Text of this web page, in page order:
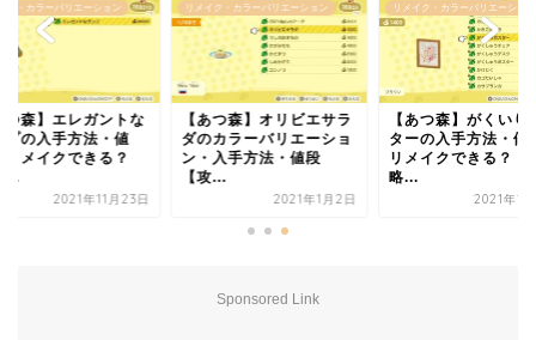
ク・カラーバリエーション
つ森】エレガントな
プの入手方法・値
リメイクできる？
...
2021年11月23日
リメイク・カラーバリエーション
【あつ森】オリビエサラ
ダのカラーバリエーショ
ン・入手方法・値段
【攻...
2021年1月2日
リメイク・カラーバリエーション
【あつ森】がくいり
ターの入手方法・値
リメイクできる？【
略...
2021年12
Sponsored Link